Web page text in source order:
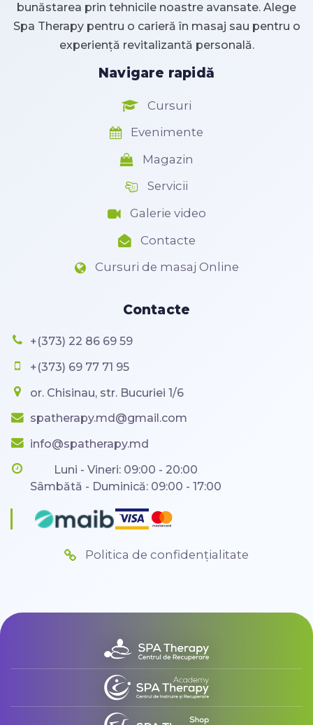
bunăstarea prin tehnicile noastre avansate. Alege
Spa Therapy pentru o carieră în masaj sau pentru o
experiență revitalizantă personală.
Navigare rapidă
Cursuri
Evenimente
Magazin
Servicii
Galerie video
Contacte
Cursuri de masaj Online
Contacte
+(373) 22 86 69 59
+(373) 69 77 71 95
or. Chisinau, str. Bucuriei 1/6
spatherapy.md@gmail.com
info@spatherapy.md
Luni - Vineri: 09:00 - 20:00
Sâmbătă - Duminică: 09:00 - 17:00
Politica de confidențialitate